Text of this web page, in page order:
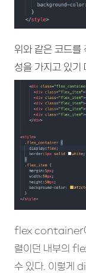
위와 같은 코드
성을 가지고 있기
flex container
렬이던 내부의
수 있다. 이렇게